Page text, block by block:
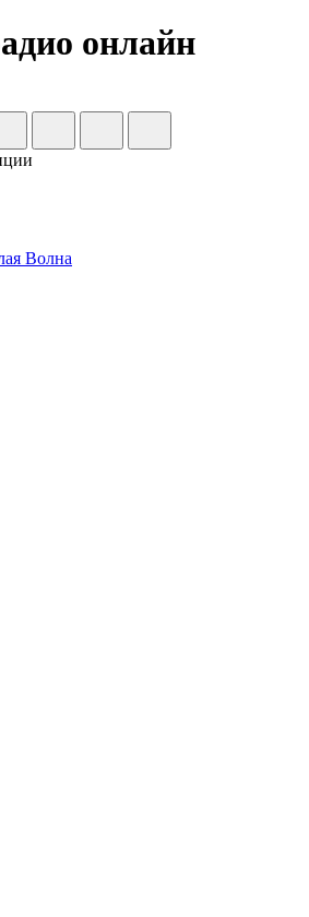
онлайн
Волна